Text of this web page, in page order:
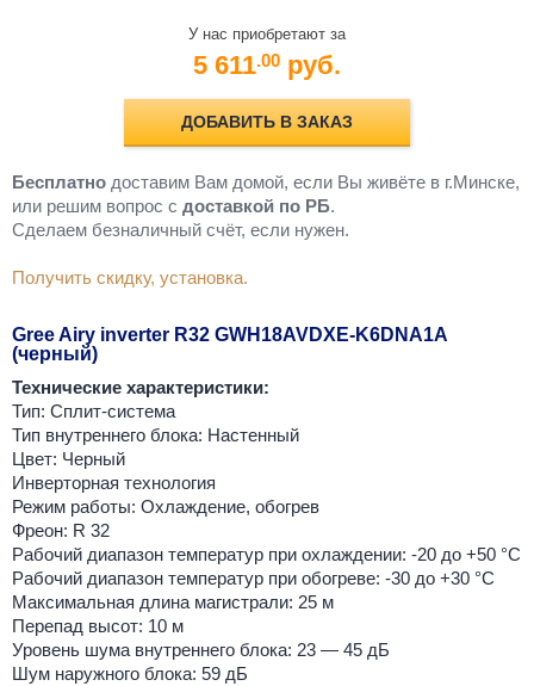
У нас приобретают за
5 611.00 руб.
ДОБАВИТЬ В ЗАКАЗ
Бесплатно доставим Вам домой, если Вы живёте в г.Минске,
или решим вопрос с доставкой по РБ.
Cделаем безналичный счёт, если нужен.
Получить скидку, установка.
Gree Airy inverter R32 GWH18AVDXE-K6DNA1A
(черный)
Технические характеристики:
Тип: Сплит-система
Тип внутреннего блока: Настенный
Цвет: Черный
Инверторная технология
Режим работы: Охлаждение, обогрев
Фреон: R 32
Рабочий диапазон температур при охлаждении: -20 до +50 °C
Рабочий диапазон температур при обогреве: -30 до +30 °C
Максимальная длина магистрали: 25 м
Перепад высот: 10 м
Уровень шума внутреннего блока: 23 — 45 дБ
Шум наружного блока: 59 дБ